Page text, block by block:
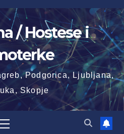
/ Hostese i
Podgorica, Ljubljana,
Skopje